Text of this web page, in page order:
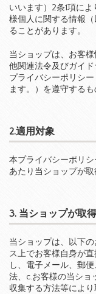
いいます）2条1項に
様個人に関する情報
ることがあります。
当ショップは、お客
他関連法令及びガイ
プライバシーポリシ
ます。）を遵守するも
2.適用対象
本プライバシーポリ
あたり当ショップが取
3. 当ショップが取
当ショップは、以下
ス上でお客様自身が
し、電子メール、郵
法、c.お客様の当ショ
収集する方法等により